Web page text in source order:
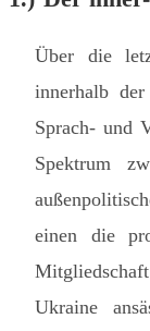
Über die
innerhalb
Sprach- und
Spektrum
einen die
Ukraine